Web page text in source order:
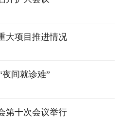
大项目推进情况
间就诊难”
第十次会议举行